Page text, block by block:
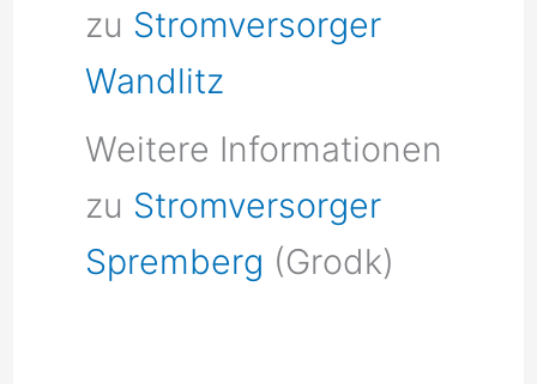
zu Stromversorger
Wandlitz
Weitere Informationen
zu Stromversorger
Spremberg (Grodk)